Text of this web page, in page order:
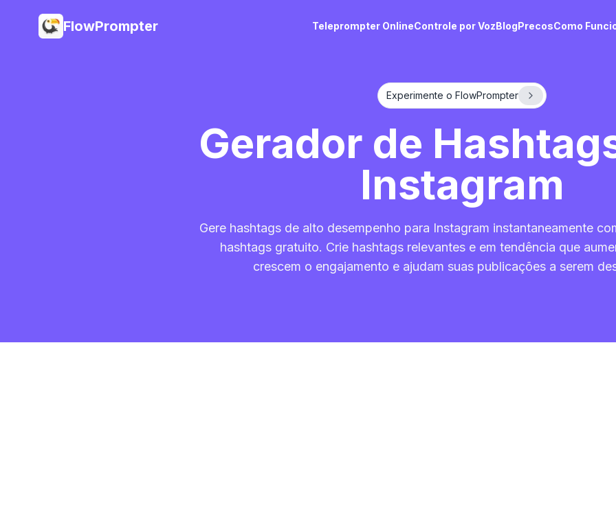
FlowPrompter Teleprompter OnlineControle por VozBlogPrecosComo
Experimente o FlowPrompter
Gerador de
Instagram
Gere hashtags de alto desempenho para Instagram instantaneamente
hashtags gratuito. Crie hashtags relevantes e em tendência que
crescem o engajamento e ajudam suas publicações a serem